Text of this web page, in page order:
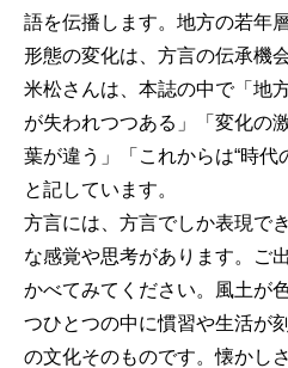
語を伝播します。地方の若年
形態の変化は、方言の伝承機
米松さんは、本誌の中で「地
が失われつつある」「変化の
葉が違う」「これからは“時代
と記しています。
方言には、方言でしか表現で
な感覚や思考があります。ご
かべてみてください。風土が
つひとつの中に慣習や生活が
の文化そのものです。懐かし